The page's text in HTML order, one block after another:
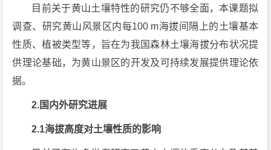
目前关于黄山土壤特性的研究仍不够全面，本课题拟
调查、研究黄山风景区内每100 m海拔间隔上的土壤基本
性质、植被类型等，旨在为我国森林土壤海拔分布状况提
供理论基础，为黄山景区的开发及可持续发展提供理论依
据。
2.国内外研究进展
2.1海拔高度对土壤性质的影响